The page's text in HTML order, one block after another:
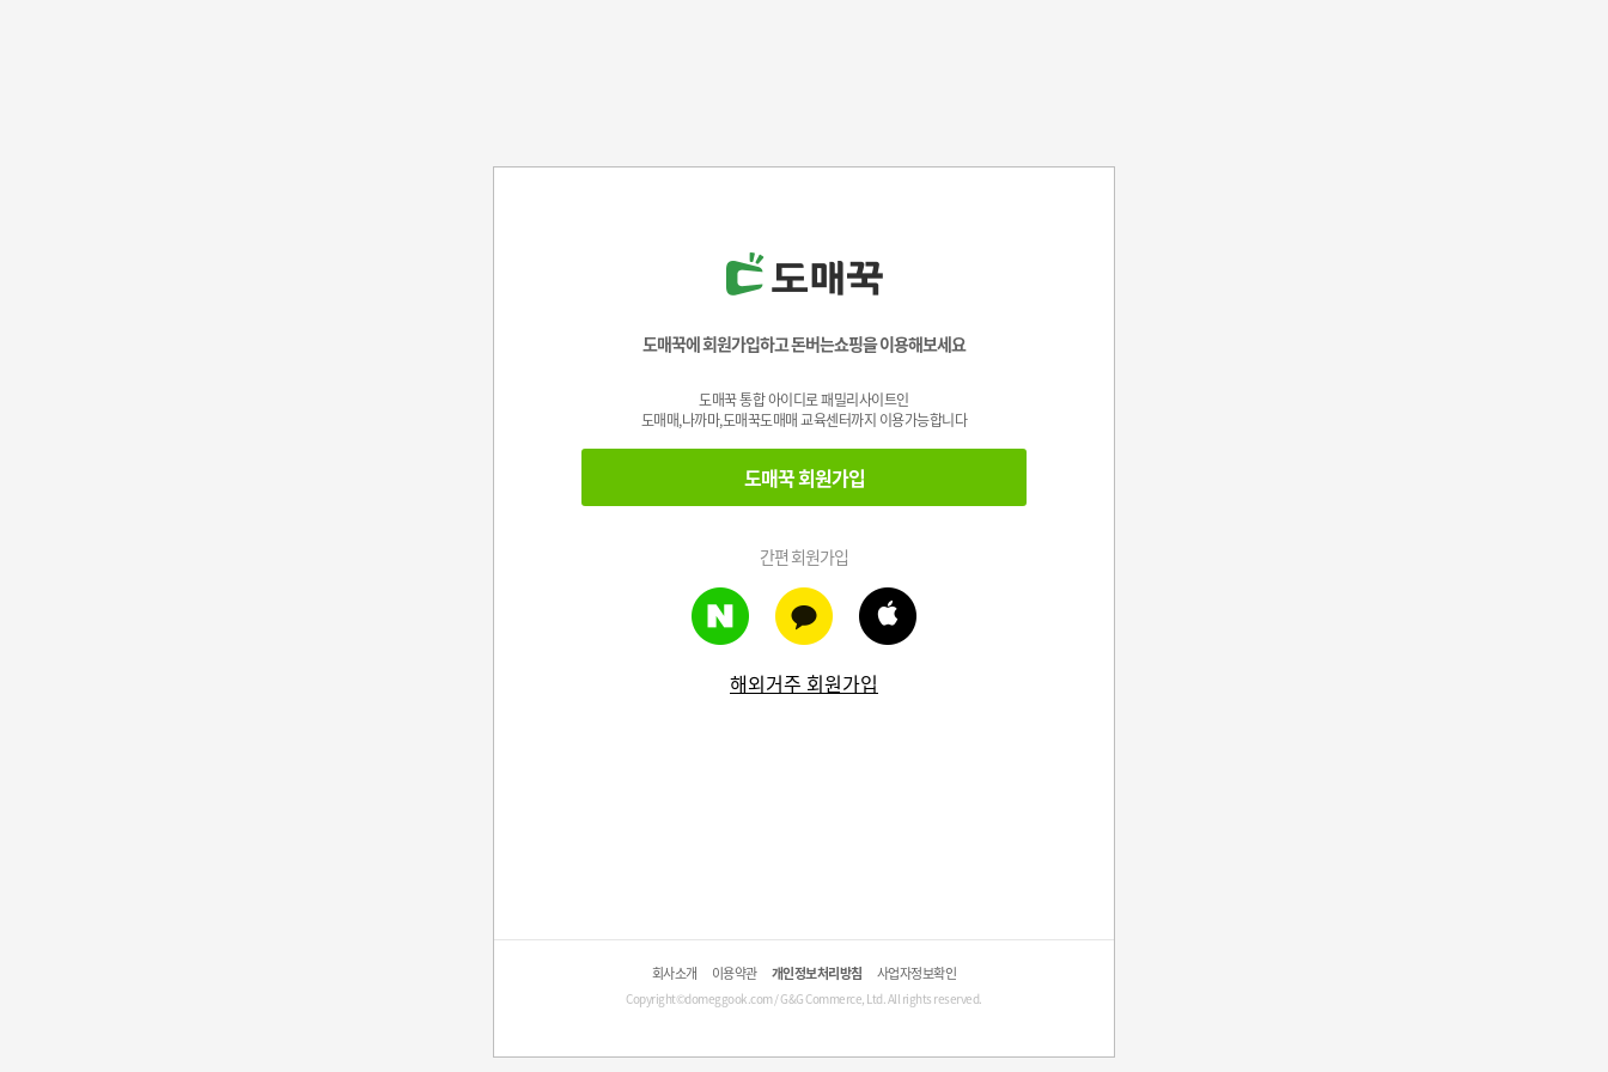
도매꾹에 회원가입하고 돈버는쇼핑을 이용해보세요
도매꾹 통합 아이디로 패밀리사이트인
도매매,나까마,도매꾹도매매 교육센터까지 이용가능합니다
도매꾹 회원가입
간편 회원가입
해외거주 회원가입
회사소개 이용약관 개인정보처리방침 사업자정보확인
Copyright©domeggook.com / G&G Commerce, Ltd. All rights reserved.